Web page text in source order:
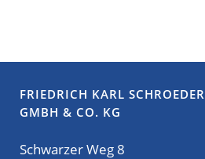
FRIEDRICH KARL SCHROEDER
GMBH & CO. KG
Schwarzer Weg 8